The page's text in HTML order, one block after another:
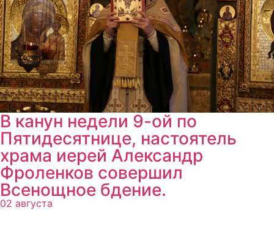
В канун недели 9-ой по
Пятидесятнице, настоятель
храма иерей Александр
Фроленков совершил
Всенощное бдение.
02 августа